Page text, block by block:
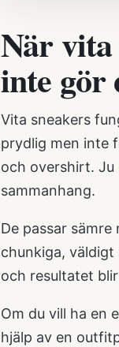
När vita
inte gör
Vita sneakers
prydlig men inte
och overshirt. Ju
sammanhang.
De passar
chunkiga,
och resultatet
Om du vill ha en
hjälp av en